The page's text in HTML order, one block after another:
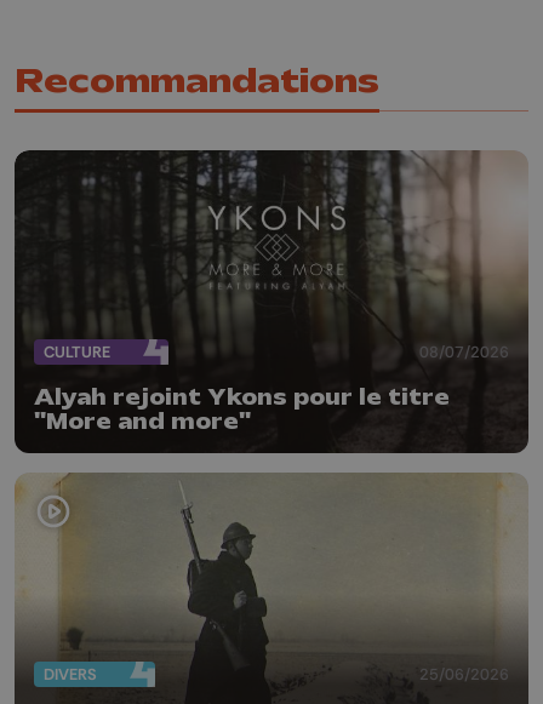
Recommandations
CULTURE 08/07/2026
Alyah rejoint Ykons pour le titre
"More and more"
DIVERS 25/06/2026